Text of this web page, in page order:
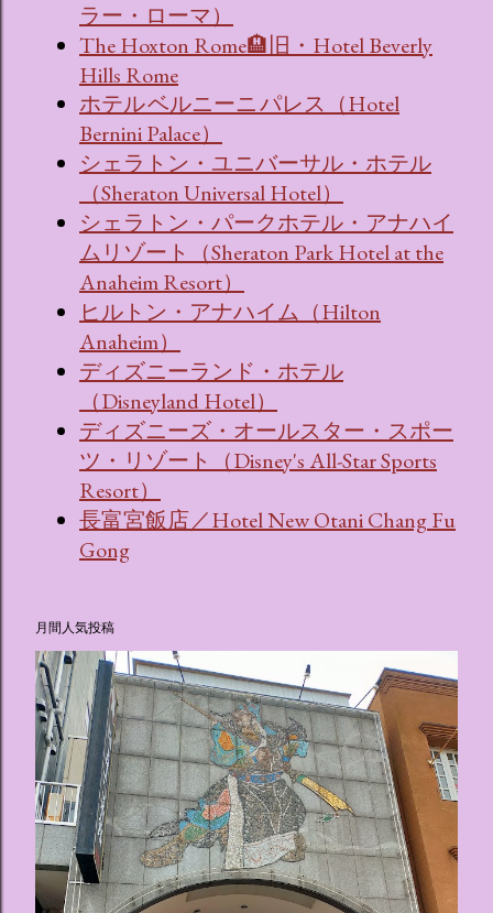
ラー・ローマ）
The Hoxton Rome🏨旧・Hotel Beverly
Hills Rome
ホテル ベルニーニ パレス（Hotel
Bernini Palace）
シェラトン・ユニバーサル・ホテル
（Sheraton Universal Hotel）
シェラトン・パークホテル・アナハイ
ムリゾート（Sheraton Park Hotel at the
Anaheim Resort）
ヒルトン・アナハイム（Hilton
Anaheim）
ディズニーランド・ホテル
（Disneyland Hotel）
ディズニーズ・オールスター・スポー
ツ・リゾート（Disney's All-Star Sports
Resort）
長富宮飯店／Hotel New Otani Chang Fu
Gong
月間人気投稿